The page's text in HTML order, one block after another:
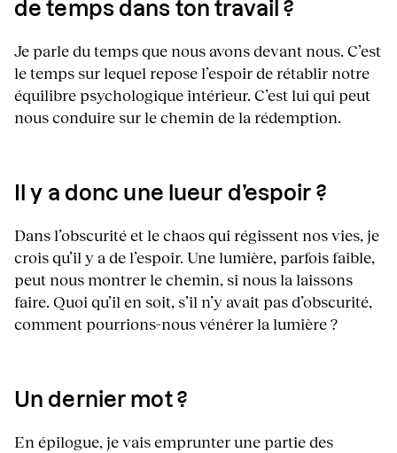
de temps dans ton travail ?
Je parle du temps que nous avons devant nous. C’est
le temps sur lequel repose l’espoir de rétablir notre
équilibre psychologique intérieur. C’est lui qui peut
nous conduire sur le chemin de la rédemption.
Il y a donc une lueur d’espoir ?
Dans l’obscurité et le chaos qui régissent nos vies, je
crois qu’il y a de l’espoir. Une lumière, parfois faible,
peut nous montrer le chemin, si nous la laissons
faire. Quoi qu’il en soit, s’il n’y avait pas d’obscurité,
comment pourrions-nous vénérer la lumière ?
Un dernier mot ?
En épilogue, je vais emprunter une partie des